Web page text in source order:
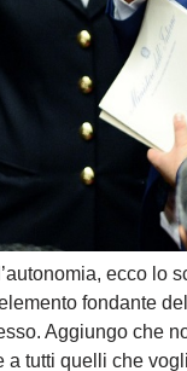
ecco lo
fondante
Aggiungo che
a tutti quelli che